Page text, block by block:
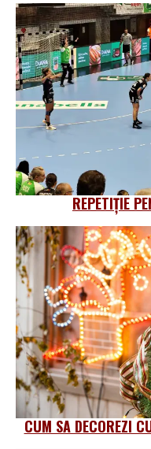
REPETIȚIE
CUM SA DECOREZI